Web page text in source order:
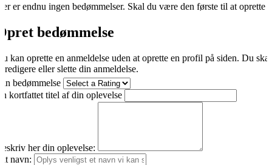
er endnu ingen bedømmelser. Skal du være den første til at oprette
bedømmelse
kan oprette en anmeldelse uden at oprette en profil på siden. Du
redigere eller slette din anmeldelse.
bedømmelse
kortfattet titel af din oplevelse
her din oplevelse:
navn: